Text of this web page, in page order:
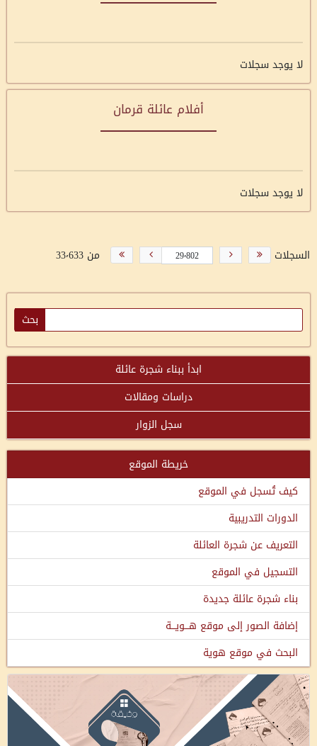
لا يوجد سجلات
أفلام عائلة قرمان
لا يوجد سجلات
السجلات من 33٬633
ابدأ ببناء شجرة عائلة
دراسات ومقالات
سجل الزوار
خريطة الموقع
كيف تُسجل في الموقع
الدورات التدريبية
التعريف عن شجرة العائلة
التسجيل في الموقع
بناء شجرة عائلة جديدة
إضافة الصور إلى موقع هـــويـــة
البحث في موقع هوية